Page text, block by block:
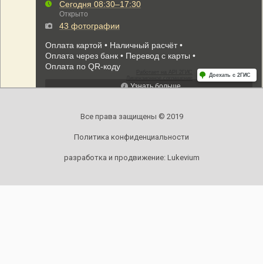
Все права защищены © 2019
Политика конфиденциальности
разработка и продвижение: Lukevium